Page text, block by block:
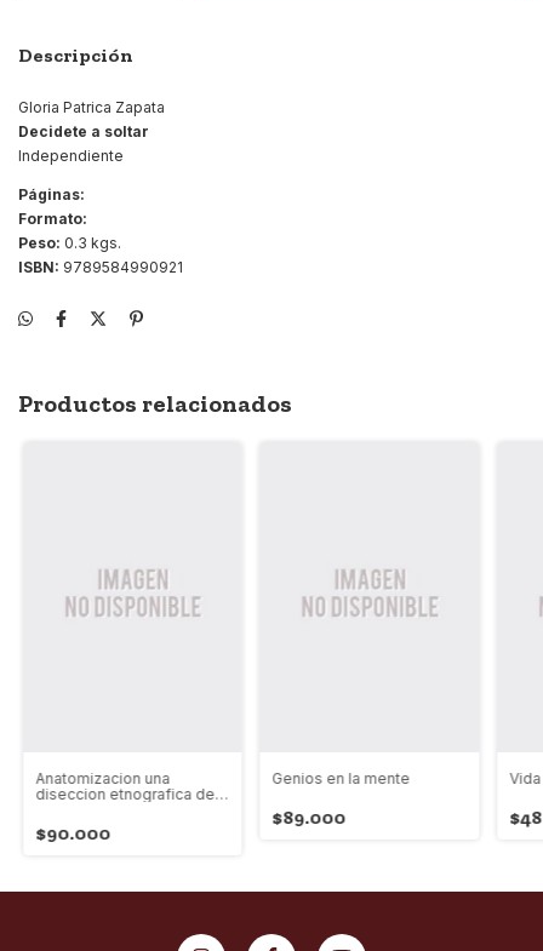
Descripción
Gloria Patrica Zapata
Decidete a soltar
Independiente
Páginas:
Formato:
Peso: 0.3 kgs.
ISBN: 9789584990921
Productos relacionados
Anatomizacion una
diseccion etnografica de
$90.000
Genios en la mente
$89.000